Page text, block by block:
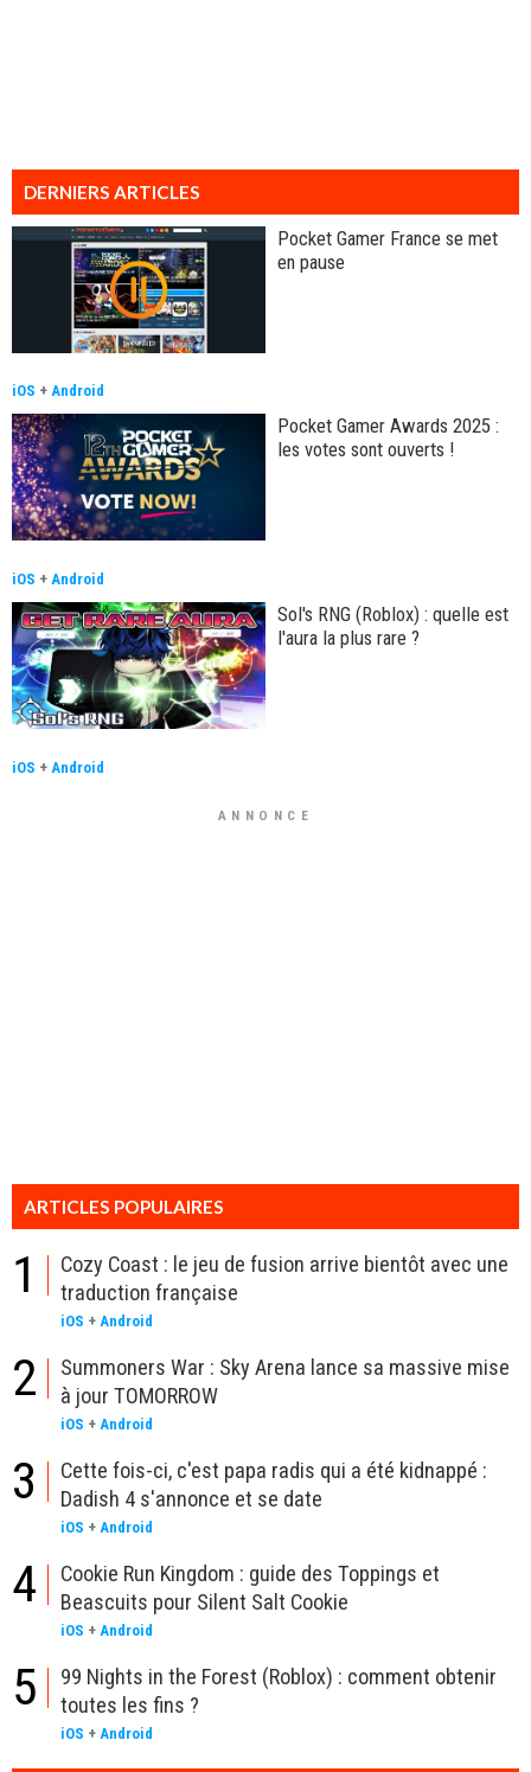
DERNIERS ARTICLES
Pocket Gamer France se met
en pause
iOS + Android
Pocket Gamer Awards 2025 :
les votes sont ouverts !
iOS + Android
Sol's RNG (Roblox) : quelle est
l'aura la plus rare ?
iOS + Android
ANNONCE
ARTICLES POPULAIRES
1
Cozy Coast : le jeu de fusion arrive bientôt avec une
traduction française
iOS + Android
2
Summoners War : Sky Arena lance sa massive mise
à jour TOMORROW
iOS + Android
3
Cette fois-ci, c'est papa radis qui a été kidnappé :
Dadish 4 s'annonce et se date
iOS + Android
4
Cookie Run Kingdom : guide des Toppings et
Beascuits pour Silent Salt Cookie
iOS + Android
5
99 Nights in the Forest (Roblox) : comment obtenir
toutes les fins ?
iOS + Android